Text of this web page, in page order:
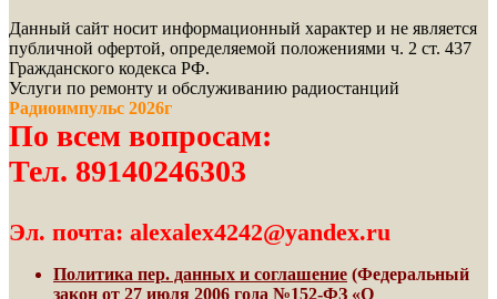
Данный сайт носит информационный характер и не является
публичной офертой, определяемой положениями ч. 2 ст. 437
Гражданского кодекса РФ.
Услуги по ремонту и обслуживанию радиостанций
Радиоимпульс 2026г
По всем вопросам:
Тел. 89140246303
Эл. почта: alexalex4242@yandex.ru
Политика пер. данных и соглашение (Федеральный
закон от 27 июля 2006 года №152-ФЗ «О